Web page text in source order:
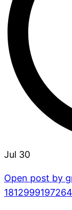
Jul 30
Open post by